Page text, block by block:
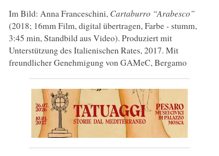
Im Bild: Anna Franceschini, Cartaburro “Arabesco”
(2018; 16mm Film, digital übertragen, Farbe - stumm,
3:45 min, Standbild aus Video). Produziert mit
Unterstützung des Italienischen Rates, 2017. Mit
freundlicher Genehmigung von GAMeC, Bergamo